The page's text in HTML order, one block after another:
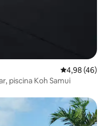
4,98 de uma
4,98 (46)
piscina Koh Samui
hóspedes